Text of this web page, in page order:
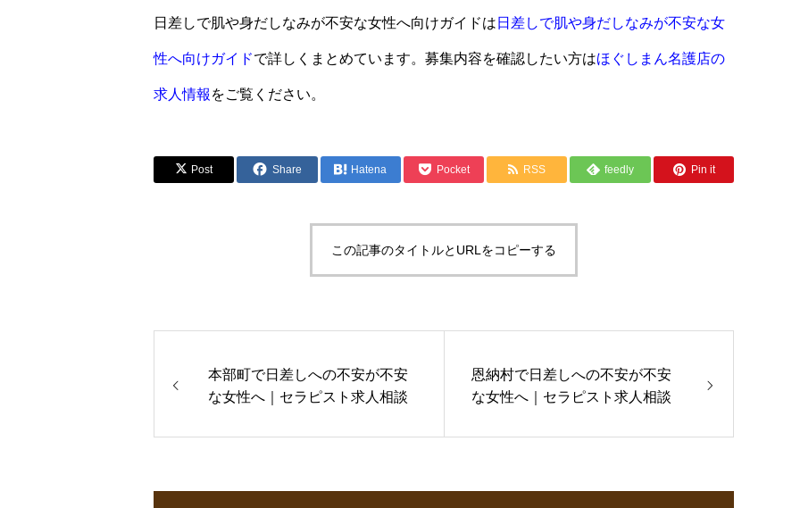
日差しで肌や身だしなみが不安な女性へ向けガイドは日差しで肌や身だしなみが不安な女
性へ向けガイドで詳しくまとめています。募集内容を確認したい方はほぐしまん名護店の
求人情報をご覧ください。
Post Share Hatena Pocket RSS feedly Pin it
この記事のタイトルとURLをコピーする
本部町で日差しへの不安が不安
な女性へ｜セラピスト求人相談
恩納村で日差しへの不安が不安
な女性へ｜セラピスト求人相談